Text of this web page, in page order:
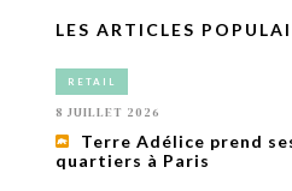
LES ARTICLES
RETAIL
8 JUILLET 2026
Terre Adélice prend
quartiers à Paris